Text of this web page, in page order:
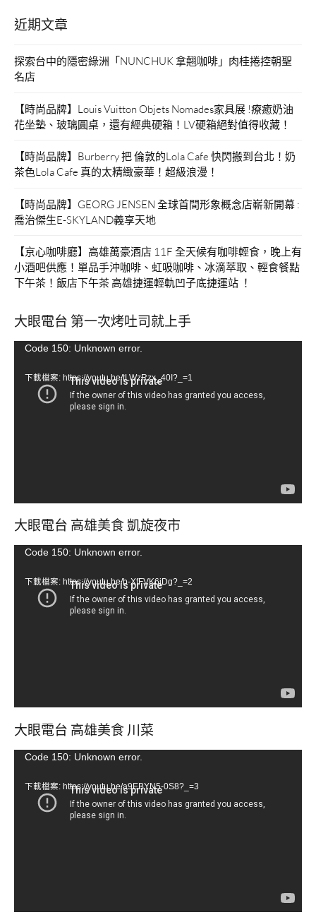
近期文章
探索台中的隱密綠洲「NUNCHUK 拿翹咖啡」肉桂捲控朝聖
名店
【時尚品牌】Louis Vuitton Objets Nomades家具展 !療癒奶油
花坐墊、玻璃圓桌，還有經典硬箱！LV硬箱絕對值得收藏！
【時尚品牌】Burberry 把 倫敦的Lola Cafe 快閃搬到台北！奶
茶色Lola Cafe 真的太精緻豪華！超級浪漫！
【時尚品牌】GEORG JENSEN 全球首間形象概念店嶄新開幕 :
喬治傑生E-SKYLAND義享天地
【京心咖啡廳】高雄萬豪酒店 11F 全天候有咖啡輕食，晚上有
小酒吧供應！單品手沖咖啡、虹吸咖啡、冰滴萃取、輕食餐點
下午茶！飯店下午茶 高雄捷運輕軌凹子底捷運站 ！
大眼電台 第一次烤吐司就上手
視Code 150: Unknown error.
下載檔案: https://youtu.be/tLWzRzx_40I?_=1
大眼電台 高雄美食 凱旋夜市
視Code 150: Unknown error.
下載檔案: https://youtu.be/b-XfFVK6jDg?_=2
大眼電台 高雄美食 川菜
視Code 150: Unknown error.
下載檔案: https://youtu.be/a9EBYN5-0S8?_=3